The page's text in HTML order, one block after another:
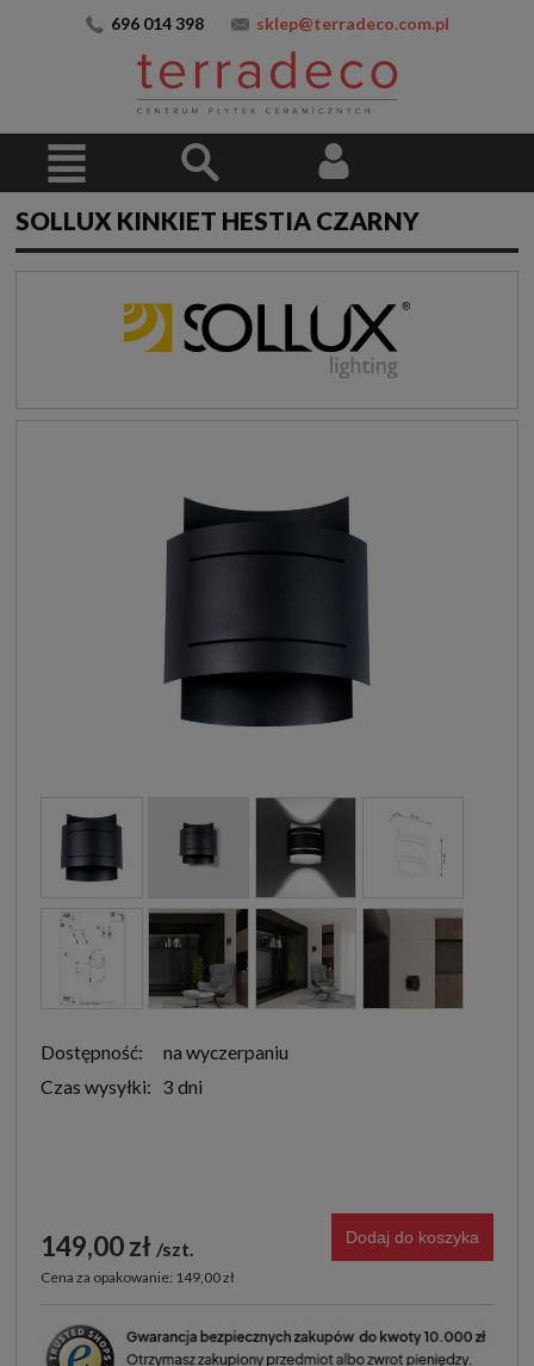
696 014 398 sklep@terradeco.com.pl
SOLLUX KINKIET HESTIA CZARNY
Dostępność:
na wyczerpaniu
Czas wysyłki: 3 dni
149,00 zł szt.
Cena za opakowanie: 149,00 zł
Dodaj do koszyka